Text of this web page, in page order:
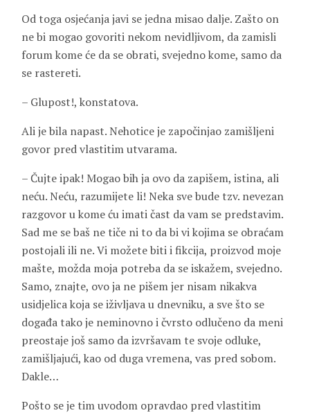
Od toga osjećanja javi se jedna misao dalje. Zašto on
ne bi mogao govoriti nekom nevidljivom, da zamisli
forum kome će da se obrati, svejedno kome, samo da
se rastereti.
– Glupost!, konstatova.
Ali je bila napast. Nehotice je započinjao zamišljeni
govor pred vlastitim utvarama.
– Čujte ipak! Mogao bih ja ovo da zapišem, istina, ali
neću. Neću, razumijete li! Neka sve bude tzv. nevezan
razgovor u kome ću imati čast da vam se predstavim.
Sad me se baš ne tiče ni to da bi vi kojima se obraćam
postojali ili ne. Vi možete biti i fikcija, proizvod moje
mašte, možda moja potreba da se iskažem, svejedno.
Samo, znajte, ovo ja ne pišem jer nisam nikakva
usidjelica koja se iživljava u dnevniku, a sve što se
događa tako je neminovno i čvrsto odlučeno da meni
preostaje još samo da izvršavam te svoje odluke,
zamišljajući, kao od duga vremena, vas pred sobom.
Dakle…
Pošto se je tim uvodom opravdao pred vlastitim